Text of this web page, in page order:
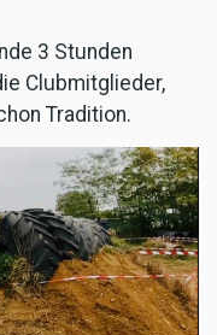
3 Stunden
Clubmitglieder,
Tradition.